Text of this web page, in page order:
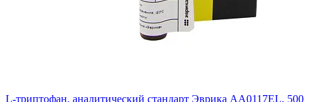
L-триптофан, аналитический стандарт Эврика AA0117EL, 500